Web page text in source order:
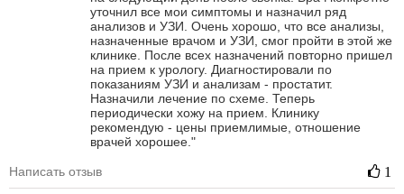
уточнил все мои симптомы и назначил ряд
анализов и УЗИ. Очень хорошо, что все анализы,
назначенные врачом и УЗИ, смог пройти в этой же
клинике. После всех назначений повторно пришел
на прием к урологу. Диагностировали по
показаниям УЗИ и анализам - простатит.
Назначили лечение по схеме. Теперь
периодически хожу на прием. Клинику
рекомендую - цены приемлимые, отношение
врачей хорошее."
Написать отзыв 1